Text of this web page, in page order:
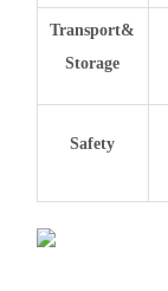
Transport&
Storage
Safety